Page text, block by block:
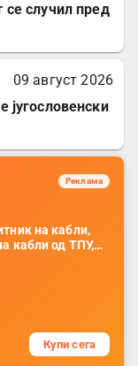
случил пред
09 август 2026
Реклама
на кабли,
кабли од ТПУ,
без
комплет
Купи сега